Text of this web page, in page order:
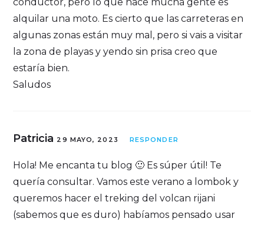
alquilar una moto. Es cierto que las carreteras en
algunas zonas están muy mal, pero si vais a visitar
la zona de playas y yendo sin prisa creo que
estaría bien.
Saludos
Patricia 29 MAYO, 2023 RESPONDER
Hola! Me encanta tu blog 🙂 Es súper útil! Te
quería consultar. Vamos este verano a lombok y
queremos hacer el treking del volcan rijani
(sabemos que es duro) habíamos pensado usar